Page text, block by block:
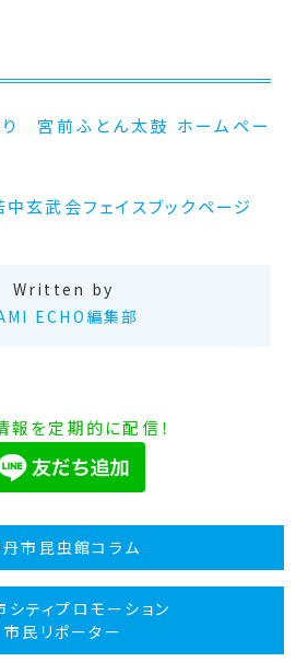
り 宮前ふとん太鼓 ホームペー
玄武会フェイスブックページ
Written by
ECHO編集部
報を定期的に配信！
市昆虫館コラム
シティプロモーション
市民リポーター